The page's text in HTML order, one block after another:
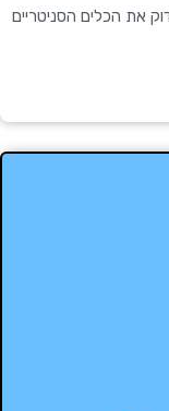
הכלים הסניטריים